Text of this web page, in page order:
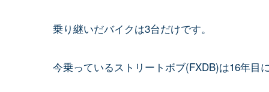
乗り継いだバイクは3台だけです。
今乗っているストリートボブ(FXDB)は16年目に